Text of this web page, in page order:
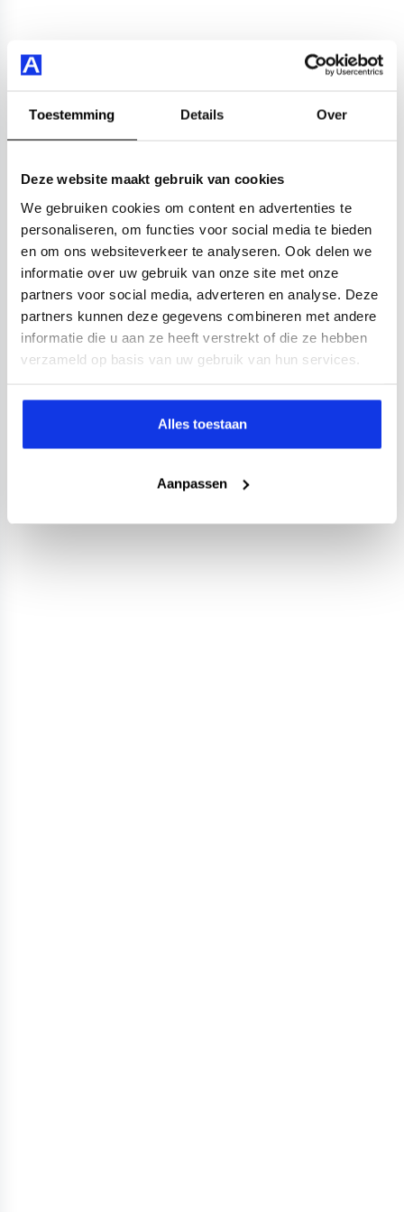
Toestemming Details Over
Deze website maakt gebruik van cookies
We gebruiken cookies om content en advertenties te
personaliseren, om functies voor social media te bieden
en om ons websiteverkeer te analyseren. Ook delen we
informatie over uw gebruik van onze site met onze
partners voor social media, adverteren en analyse. Deze
partners kunnen deze gegevens combineren met andere
informatie die u aan ze heeft verstrekt of die ze hebben
verzameld op basis van uw gebruik van hun services.
Alles toestaan
Aanpassen